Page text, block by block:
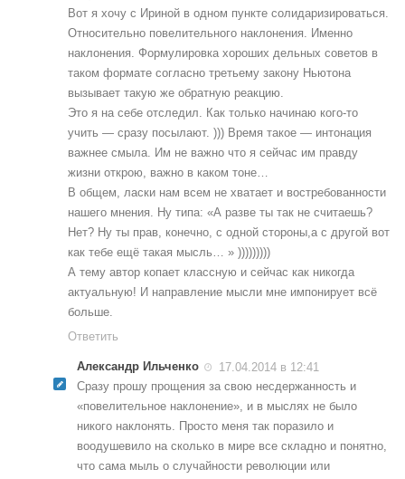
Вот я хочу с Ириной в одном пункте солидаризироваться.
Относительно повелительного наклонения. Именно
наклонения. Формулировка хороших дельных советов в
таком формате согласно третьему закону Ньютона
вызывает такую же обратную реакцию.
Это я на себе отследил. Как только начинаю кого-то
учить — сразу посылают. ))) Время такое — интонация
важнее смыла. Им не важно что я сейчас им правду
жизни открою, важно в каком тоне…
В общем, ласки нам всем не хватает и востребованности
нашего мнения. Ну типа: «А разве ты так не считаешь?
Нет? Ну ты прав, конечно, с одной стороны,а с другой вот
как тебе ещё такая мысль… » )))))))))
А тему автор копает классную и сейчас как никогда
актуальную! И направление мысли мне импонирует всё
больше.
Ответить
Александр Ильченко
17.04.2014 в 12:41
Сразу прошу прощения за свою несдержанность и
«повелительное наклонение», и в мыслях не было
никого наклонять. Просто меня так поразило и
воодушевило на сколько в мире все складно и понятно,
что сама мыль о случайности революции или